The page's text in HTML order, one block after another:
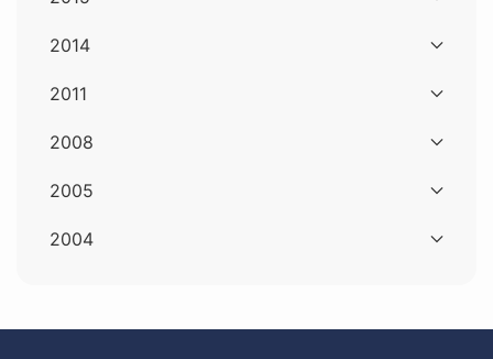
2014
2011
2008
2005
2004